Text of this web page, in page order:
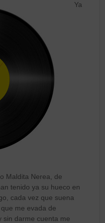
Ya
Maldita Nerea, de
tenido ya su hueco en
cada vez que suena
me evada de
darme cuenta me